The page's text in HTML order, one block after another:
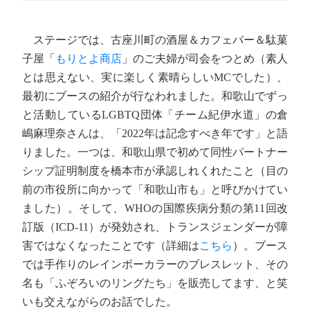
ステージでは、古座川町の酒屋＆カフェバー＆駄菓
子屋「 もりとよ商店 」のご夫婦が司会をつとめ（素人
とは思えない、実に楽しく素晴らしいMCでした）、
最初にブースの紹介が行なわれました。和歌山でずっ
と活動しているLGBTQ団体「チーム紀伊水道」の倉
嶋麻理奈さんは、「2022年は記念すべき年です」と語
りました。一つは、和歌山県で初めて同性パートナー
シップ証明制度を橋本市が承認しれくれたこと（目の
前の市役所に向かって「和歌山市も」と呼びかけてい
ました）。そして、WHOの国際疾病分類の第11回改
訂版（ICD-11）が発効され、トランスジェンダーが障
害ではなくなったことです（詳細はこちら ）。ブース
では手作りのレインボーカラーのブレスレット、その
名も「ふぞろいのリングたち」を販売してます、と笑
いも交えながらのお話でした。